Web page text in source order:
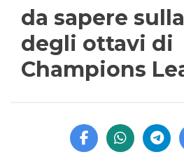
da sapere
degli ottavi di
Champions